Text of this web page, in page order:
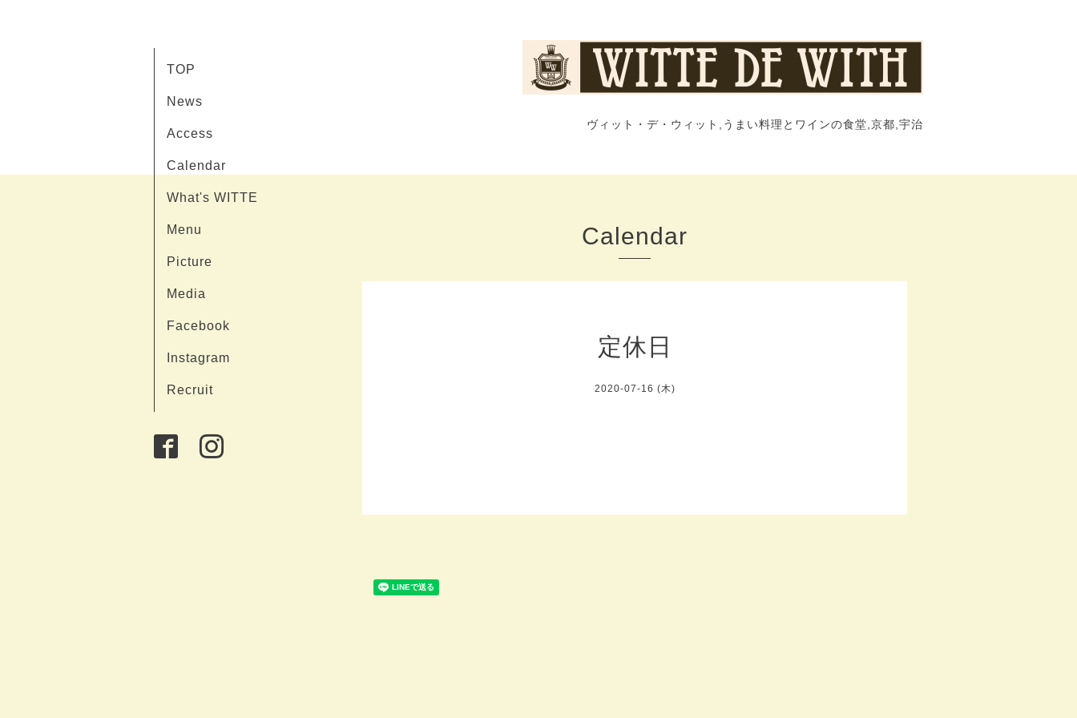
ヴィット・デ・ウィット,うまい料理とワインの食堂,京都,宇治
TOP
News
Access
Calendar
What's WITTE
Menu
Picture
Media
Facebook
Instagram
Recruit
Calendar
定休日
2020-07-16 (木)